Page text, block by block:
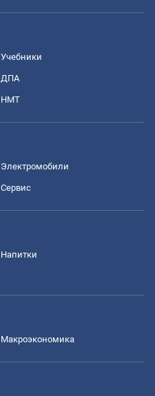
Учебники
ДПА
НМТ
Электромобили
Сервис
Напитки
Mакроэкономика